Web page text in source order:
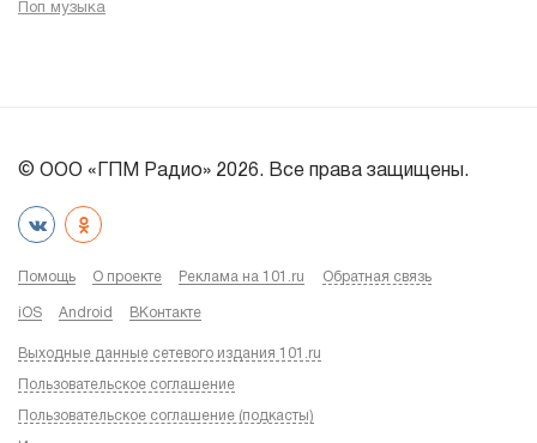
Поп музыка
© ООО «ГПМ Радио» 2026. Все права защищены.
Помощь О проекте Реклама на 101.ru Обратная связь
iOS Android ВКонтакте
Выходные данные сетевого издания 101.ru
Пользовательское соглашение
Пользовательское соглашение (подкасты)